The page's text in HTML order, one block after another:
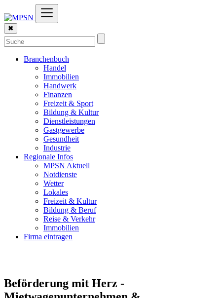
✖
Branchenbuch
Handel
Immobilien
Handwerk
Finanzen
Freizeit & Sport
Bildung & Kultur
Dienstleistungen
Gastgewerbe
Gesundheit
Industrie
Regionale Infos
MPSN Aktuell
Notdienste
Wetter
Lokales
Freizeit & Kultur
Bildung & Beruf
Reise & Verkehr
Immobilien
Firma eintragen
Beförderung mit Herz -